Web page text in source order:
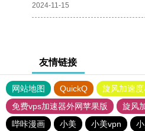
2024-11-15
友情链接
网站地图 QuickQ 旋风加速度
免费vps加速器外网苹果版
旋风
哔咔漫画
小美 小美vpn